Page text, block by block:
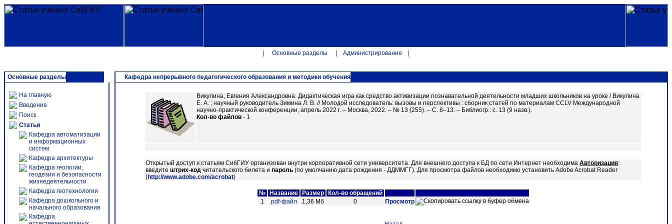
Основные разделы Администрирование
Основные разделы
На главную
Введение
Поиск
Статьи
Кафедра автоматизации
и информационных
систем
Кафедра архитектуры
Кафедра геологии,
геодезии и безопасности
жизнедеятельности
Кафедра геотехнологии
Кафедра дошкольного и
начального образования
Кафедра
Кафедра непрерывного педагогического образования и методики обучения
Викулина, Евгения Александровна. Дидактическая игра как средство активизации познавательной деятельности младших школьников на уроке / Викулина
Е. А. ; научный руководитель Зимина Л. В. // Молодой исследователь: вызовы и перспективы : сборник статей по материалам CCLV Международной
научно-практической конференции, апрель 2022 г. – Москва, 2022. – № 13 (255). – С. 8–13. – Библиогр.: с. 13 (9 назв.).
Кол-во файлов - 1
Открытый доступ к статьям СибГИУ организован внутри корпоративной сети университета. Для внешнего доступа к БД по сети Интернет необходима Авторизация:
введите штрих-код читательского билета и пароль (по умолчанию дата рождения - ДДММГГ). Для просмотра файлов необходимо установить Adobe Acrobat Reader
(http://www.adobe.com/acrobat)
№ Название Размер
Кол-во обращений
1
pdf-файл 1,36 Мб 0 Просмотр